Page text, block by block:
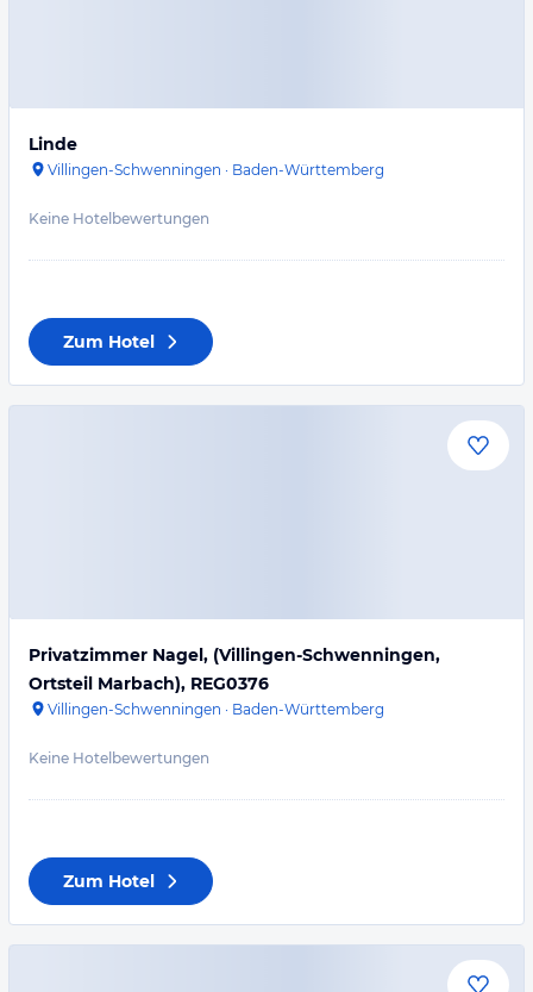
Linde
Villingen-Schwenningen · Baden-Württemberg
Keine Hotelbewertungen
Zum Hotel
Privatzimmer Nagel, (Villingen-Schwenningen,
Ortsteil Marbach), REG0376
Villingen-Schwenningen · Baden-Württemberg
Keine Hotelbewertungen
Zum Hotel